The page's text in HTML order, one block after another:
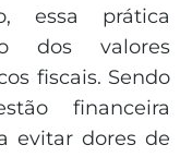
essa prática
dos valores
fiscais. Sendo
financeira
evitar dores de